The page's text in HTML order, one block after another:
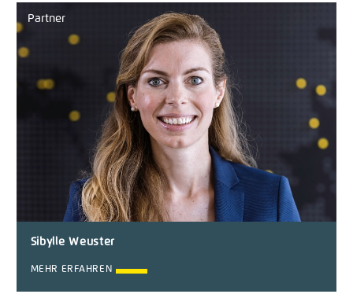
Partner
Sibylle Weuster
MEHR ERFAHREN